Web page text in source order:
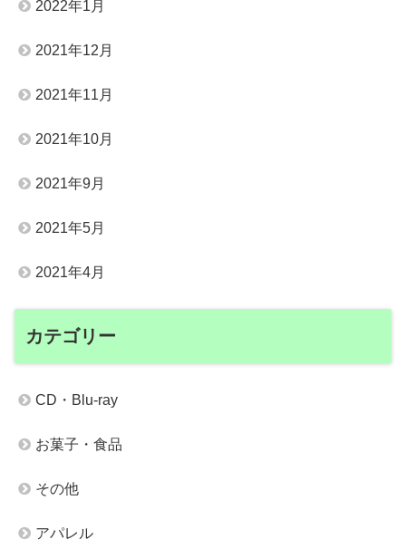
2022年1月
2021年12月
2021年11月
2021年10月
2021年9月
2021年5月
2021年4月
カテゴリー
CD・Blu-ray
お菓子・食品
その他
アパレル